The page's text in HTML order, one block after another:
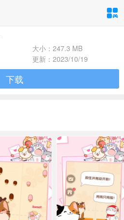
1百+款手游
冒险解谜
+款手游
模拟经营
1百+款手游
儿童教育
+款手游
大小：247.3 MB
更新：2023/10/19
下载